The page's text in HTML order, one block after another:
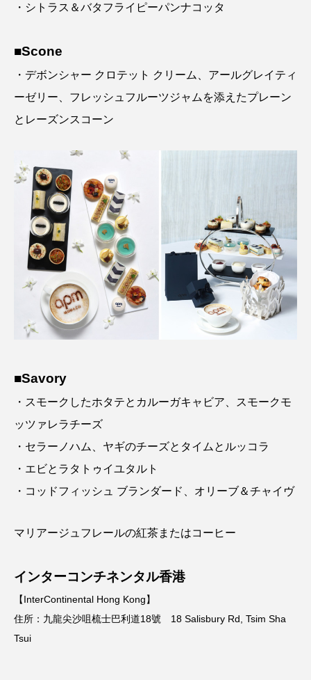
・シトラス＆バタフライピーパンナコッタ
■Scone
・デボンシャー クロテット クリーム、アールグレイティ
ーゼリー、フレッシュフルーツジャムを添えたプレーン
とレーズンスコーン
■Savory
・スモークしたホタテとカルーガキャビア、スモークモ
ッツァレラチーズ
・セラーノハム、ヤギのチーズとタイムとルッコラ
・エビとラタトゥイユタルト
・コッドフィッシュ ブランダード、オリーブ＆チャイヴ
マリアージュフレールの紅茶またはコーヒー
インターコンチネンタル香港
【InterContinental Hong Kong】
住所：九龍尖沙咀梳士巴利道18號 18 Salisbury Rd, Tsim Sha
Tsui